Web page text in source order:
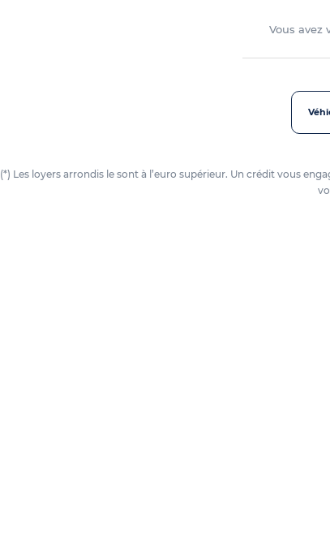
Vous avez
(*) Les loyers arrondis le sont à l’euro supérieur. Un crédit vous